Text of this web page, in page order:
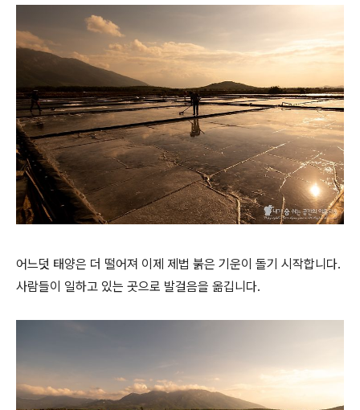
어느덧 태양은 더 떨어져 이제 제법 붉은 기운이 돌기 시작합니다.
사람들이 일하고 있는 곳으로 발걸음을 옮깁니다.